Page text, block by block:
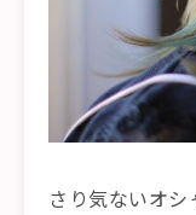
さり気ないオ